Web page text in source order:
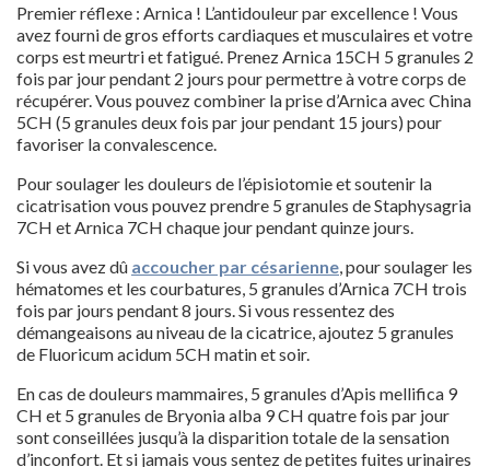
Premier réflexe : Arnica ! L’antidouleur par excellence ! Vous
avez fourni de gros efforts cardiaques et musculaires et votre
corps est meurtri et fatigué. Prenez Arnica 15CH 5 granules 2
fois par jour pendant 2 jours pour permettre à votre corps de
récupérer. Vous pouvez combiner la prise d’Arnica avec China
5CH (5 granules deux fois par jour pendant 15 jours) pour
favoriser la convalescence.
Pour soulager les douleurs de l’épisiotomie et soutenir la
cicatrisation vous pouvez prendre 5 granules de Staphysagria
7CH et Arnica 7CH chaque jour pendant quinze jours.
Si vous avez dû accoucher par césarienne , pour soulager les
hématomes et les courbatures, 5 granules d’Arnica 7CH trois
fois par jours pendant 8 jours. Si vous ressentez des
démangeaisons au niveau de la cicatrice, ajoutez 5 granules
de Fluoricum acidum 5CH matin et soir.
En cas de douleurs mammaires, 5 granules d’Apis mellifica 9
CH et 5 granules de Bryonia alba 9 CH quatre fois par jour
sont conseillées jusqu’à la disparition totale de la sensation
d’inconfort. Et si jamais vous sentez de petites fuites urinaires